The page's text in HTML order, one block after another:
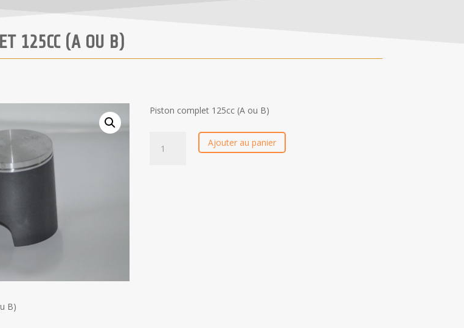
125CC (A OU B)
Piston complet 125cc (A ou B)
Ajouter au panier
B)